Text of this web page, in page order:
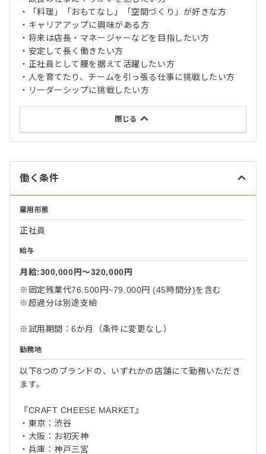
・「料理」「おもてなし」「空間づくり」が好きな方
・キャリアアップに興味がある方
・将来は店長・マネージャーなどを目指したい方
・安定して長く働きたい方
・正社員として腰を据えて活躍したい方
・人を育てたり、チームを引っ張る仕事に挑戦したい方
・リーダーシップに挑戦したい方
閉じる
働く条件
雇用形態
正社員
給与
月給:300,000円〜320,000円
※固定残業代76,500円~79,000円 (45時間分)を含む
※超過分は別途支給
※試用期間：6か月（条件に変更なし）
勤務地
以下8つのブランドの、いずれかの店舗にて勤務いただき
ます。
『CRAFT CHEESE MARKET』
・東京：渋谷
・大阪：お初天神
・兵庫：神戸三宮